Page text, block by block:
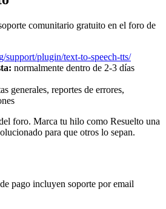
comunitario gratuito en el foro de
support/plugin/text-to-speech-tts/
normalmente dentro de 2-3 días
generales, reportes de errores,
foro. Marca tu hilo como Resuelto una
para que otros lo sepan.
pago incluyen soporte por email